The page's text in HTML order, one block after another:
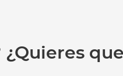
¿Quieres